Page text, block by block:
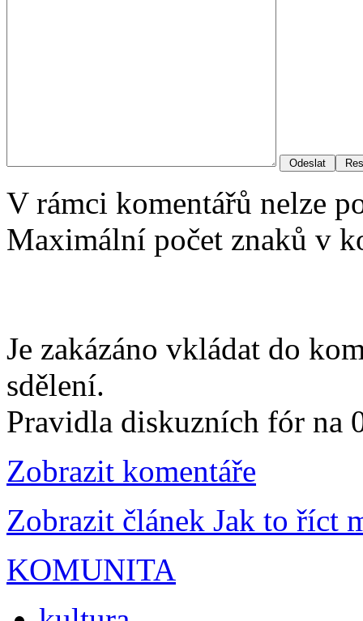
V rámci komentářů nelze
Maximální počet znaků v
Je zakázáno vkládat do
sdělení.
Pravidla diskuzních fór na
Zobrazit komentáře
Zobrazit článek Jak to říct
KOMUNITA